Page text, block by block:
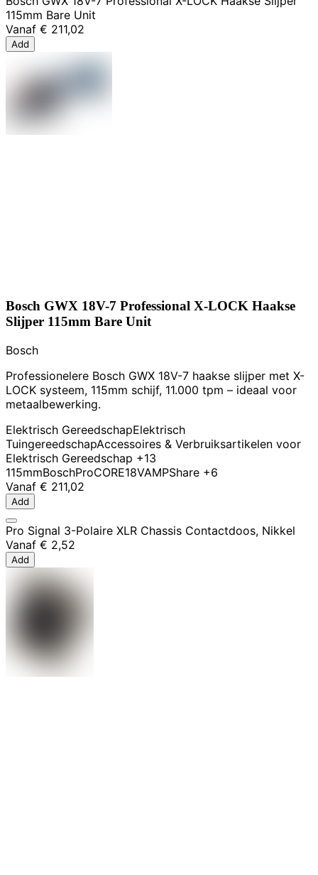
115mm Bare Unit
Vanaf € 211,02
Add
Bosch GWX 18V-7 Professional X-LOCK Haakse
Slijper 115mm Bare Unit
Bosch
Professionelere Bosch GWX 18V-7 haakse slijper met X-
LOCK systeem, 115mm schijf, 11.000 tpm – ideaal voor
metaalbewerking.
Elektrisch GereedschapElektrisch
TuingereedschapAccessoires & Verbruiksartikelen voor
Elektrisch Gereedschap +13
115mmBoschProCORE18VAMPShare +6
Vanaf € 211,02
Add
Pro Signal 3-Polaire XLR Chassis Contactdoos, Nikkel
Vanaf € 2,52
Add